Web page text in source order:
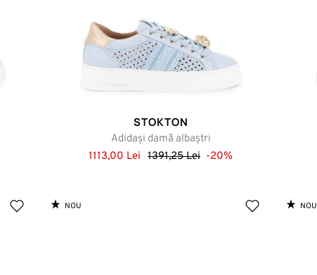
STOKTON
Adidași damă albaștri
1113,00 Lei 1391,25 Lei -20%
NOU NOU